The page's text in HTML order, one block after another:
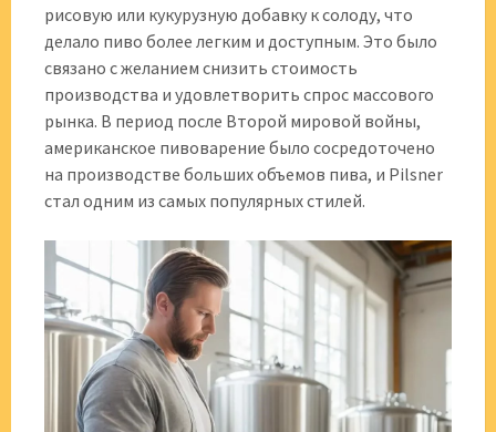
рисовую или кукурузную добавку к солоду, что
делало пиво более легким и доступным. Это было
связано с желанием снизить стоимость
производства и удовлетворить спрос массового
рынка. В период после Второй мировой войны,
американское пивоварение было сосредоточено
на производстве больших объемов пива, и Pilsner
стал одним из самых популярных стилей.